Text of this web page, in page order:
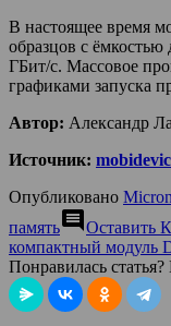
В настоящее время
образцов с
ГБит/с. Массовое
графиками запуска
Автор: Александр
Источник:
Опубликовано Micron
памятьcomment Оставить
компактный модуль
Понравилась